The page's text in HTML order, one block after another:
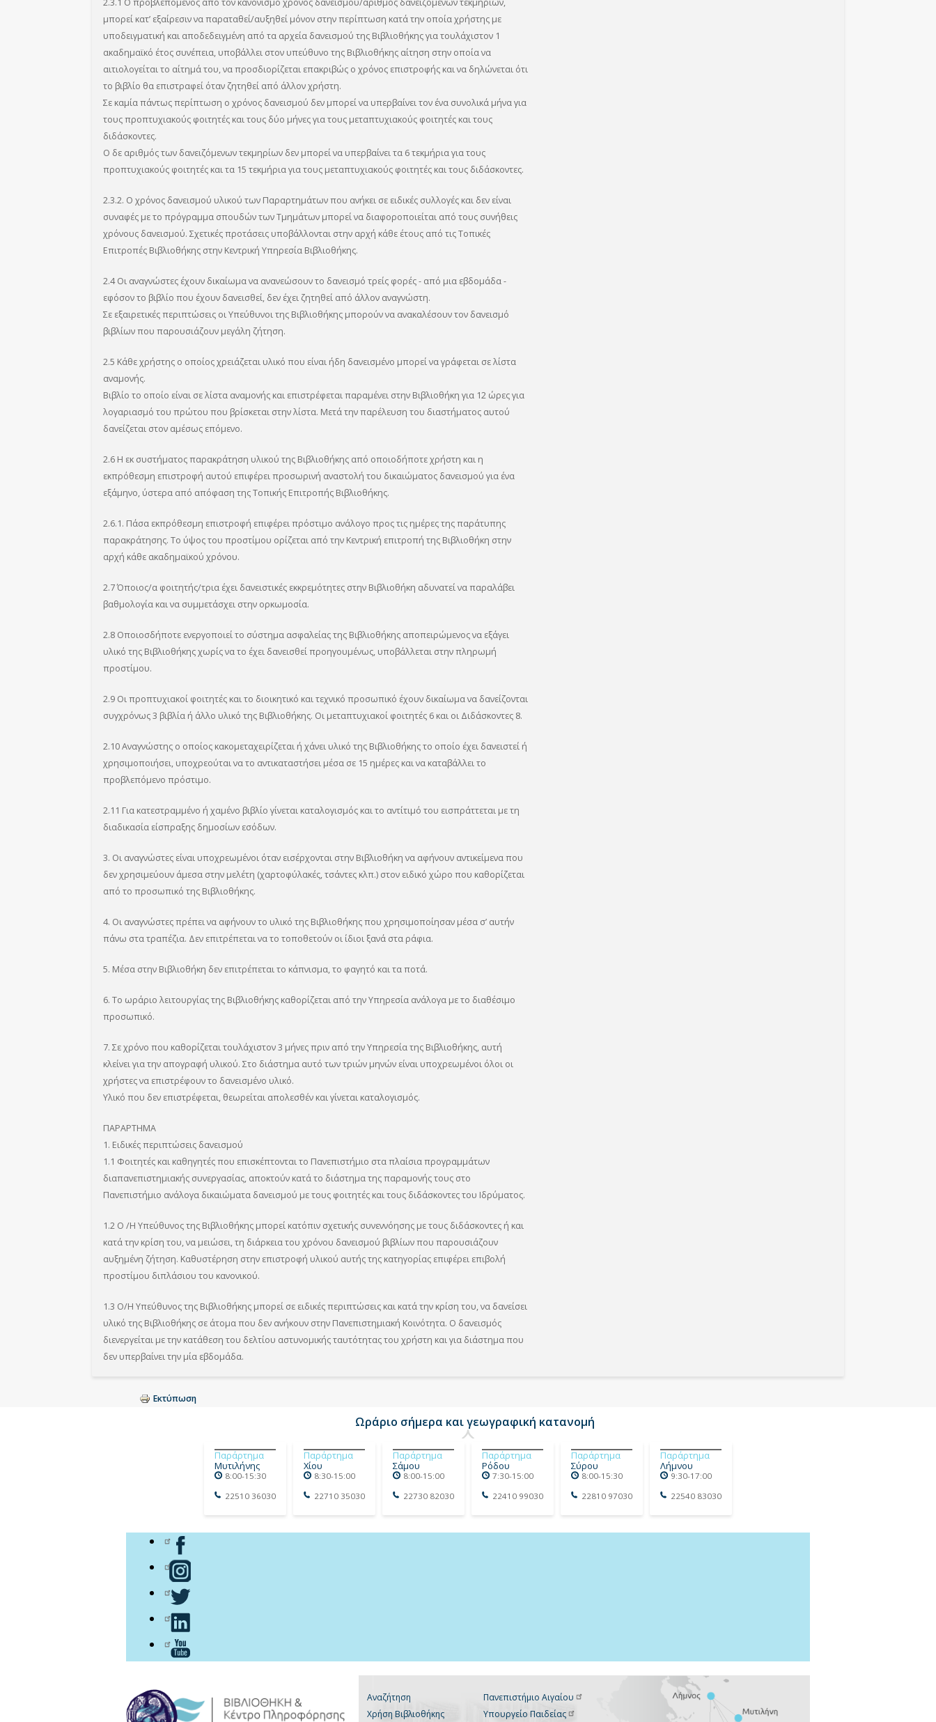
2.3.1 Ο προβλεπόμενος από τον κανονισμό χρόνος δανεισμού/αριθμός δανειζόμενων τεκμηρίων,
μπορεί κατ’ εξαίρεσιν να παραταθεί/αυξηθεί μόνον στην περίπτωση κατά την οποία χρήστης με
υποδειγματική και αποδεδειγμένη από τα αρχεία δανεισμού της Βιβλιοθήκης για τουλάχιστον 1
ακαδημαϊκό έτος συνέπεια, υποβάλλει στον υπεύθυνο της Βιβλιοθήκης αίτηση στην οποία να
αιτιολογείται το αίτημά του, να προσδιορίζεται επακριβώς ο χρόνος επιστροφής και να δηλώνεται ότι
το βιβλίο θα επιστραφεί όταν ζητηθεί από άλλον χρήστη.
Σε καμία πάντως περίπτωση ο χρόνος δανεισμού δεν μπορεί να υπερβαίνει τον ένα συνολικά μήνα για
τους προπτυχιακούς φοιτητές και τους δύο μήνες για τους μεταπτυχιακούς φοιτητές και τους
διδάσκοντες.
Ο δε αριθμός των δανειζόμενων τεκμηρίων δεν μπορεί να υπερβαίνει τα 6 τεκμήρια για τους
προπτυχιακούς φοιτητές και τα 15 τεκμήρια για τους μεταπτυχιακούς φοιτητές και τους διδάσκοντες.
2.3.2. Ο χρόνος δανεισμού υλικού των Παραρτημάτων που ανήκει σε ειδικές συλλογές και δεν είναι
συναφές με το πρόγραμμα σπουδών των Τμημάτων μπορεί να διαφοροποιείται από τους συνήθεις
χρόνους δανεισμού. Σχετικές προτάσεις υποβάλλονται στην αρχή κάθε έτους από τις Τοπικές
Επιτροπές Βιβλιοθήκης στην Κεντρική Υπηρεσία Βιβλιοθήκης.
2.4 Οι αναγνώστες έχουν δικαίωμα να ανανεώσουν το δανεισμό τρείς φορές - από μια εβδομάδα -
εφόσον το βιβλίο που έχουν δανεισθεί, δεν έχει ζητηθεί από άλλον αναγνώστη.
Σε εξαιρετικές περιπτώσεις οι Υπεύθυνοι της Βιβλιοθήκης μπορούν να ανακαλέσουν τον δανεισμό
βιβλίων που παρουσιάζουν μεγάλη ζήτηση.
2.5 Κάθε χρήστης ο οποίος χρειάζεται υλικό που είναι ήδη δανεισμένο μπορεί να γράφεται σε λίστα
αναμονής.
Βιβλίο το οποίο είναι σε λίστα αναμονής και επιστρέφεται παραμένει στην Βιβλιοθήκη για 12 ώρες για
λογαριασμό του πρώτου που βρίσκεται στην λίστα. Μετά την παρέλευση του διαστήματος αυτού
δανείζεται στον αμέσως επόμενο.
2.6 Η εκ συστήματος παρακράτηση υλικού της Βιβλιοθήκης από οποιοδήποτε χρήστη και η
εκπρόθεσμη επιστροφή αυτού επιφέρει προσωρινή αναστολή του δικαιώματος δανεισμού για ένα
εξάμηνο, ύστερα από απόφαση της Τοπικής Επιτροπής Βιβλιοθήκης.
2.6.1. Πάσα εκπρόθεσμη επιστροφή επιφέρει πρόστιμο ανάλογο προς τις ημέρες της παράτυπης
παρακράτησης. Το ύψος του προστίμου ορίζεται από την Κεντρική επιτροπή της Βιβλιοθήκη στην
αρχή κάθε ακαδημαϊκού χρόνου.
2.7 Όποιος/α φοιτητής/τρια έχει δανειστικές εκκρεμότητες στην Βιβλιοθήκη αδυνατεί να παραλάβει
βαθμολογία και να συμμετάσχει στην ορκωμοσία.
2.8 Οποιοσδήποτε ενεργοποιεί το σύστημα ασφαλείας της Βιβλιοθήκης αποπειρώμενος να εξάγει
υλικό της Βιβλιοθήκης χωρίς να το έχει δανεισθεί προηγουμένως, υποβάλλεται στην πληρωμή
προστίμου.
2.9 Οι προπτυχιακοί φοιτητές και το διοικητικό και τεχνικό προσωπικό έχουν δικαίωμα να δανείζονται
συγχρόνως 3 βιβλία ή άλλο υλικό της Βιβλιοθήκης. Οι μεταπτυχιακοί φοιτητές 6 και οι Διδάσκοντες 8.
2.10 Αναγνώστης ο οποίος κακομεταχειρίζεται ή χάνει υλικό της Βιβλιοθήκης το οποίο έχει δανειστεί ή
χρησιμοποιήσει, υποχρεούται να το αντικαταστήσει μέσα σε 15 ημέρες και να καταβάλλει το
προβλεπόμενο πρόστιμο.
2.11 Για κατεστραμμένο ή χαμένο βιβλίο γίνεται καταλογισμός και το αντίτιμό του εισπράττεται με τη
διαδικασία είσπραξης δημοσίων εσόδων.
3. Οι αναγνώστες είναι υποχρεωμένοι όταν εισέρχονται στην Βιβλιοθήκη να αφήνουν αντικείμενα που
δεν χρησιμεύουν άμεσα στην μελέτη (χαρτοφύλακές, τσάντες κλπ.) στον ειδικό χώρο που καθορίζεται
από το προσωπικό της Βιβλιοθήκης.
4. Οι αναγνώστες πρέπει να αφήνουν το υλικό της Βιβλιοθήκης που χρησιμοποίησαν μέσα σ’ αυτήν
πάνω στα τραπέζια. Δεν επιτρέπεται να το τοποθετούν οι ίδιοι ξανά στα ράφια.
5. Μέσα στην Βιβλιοθήκη δεν επιτρέπεται το κάπνισμα, το φαγητό και τα ποτά.
6. Το ωράριο λειτουργίας της Βιβλιοθήκης καθορίζεται από την Υπηρεσία ανάλογα με το διαθέσιμο
προσωπικό.
7. Σε χρόνο που καθορίζεται τουλάχιστον 3 μήνες πριν από την Υπηρεσία της Βιβλιοθήκης, αυτή
κλείνει για την απογραφή υλικού. Στο διάστημα αυτό των τριών μηνών είναι υποχρεωμένοι όλοι οι
χρήστες να επιστρέφουν το δανεισμένο υλικό.
Υλικό που δεν επιστρέφεται, θεωρείται απολεσθέν και γίνεται καταλογισμός.
ΠΑΡΑΡΤΗΜΑ
1. Ειδικές περιπτώσεις δανεισμού
1.1 Φοιτητές και καθηγητές που επισκέπτονται το Πανεπιστήμιο στα πλαίσια προγραμμάτων
διαπανεπιστημιακής συνεργασίας, αποκτούν κατά το διάστημα της παραμονής τους στο
Πανεπιστήμιο ανάλογα δικαιώματα δανεισμού με τους φοιτητές και τους διδάσκοντες του Ιδρύματος.
1.2 Ο /Η Υπεύθυνος της Βιβλιοθήκης μπορεί κατόπιν σχετικής συνεννόησης με τους διδάσκοντες ή και
κατά την κρίση του, να μειώσει, τη διάρκεια του χρόνου δανεισμού βιβλίων που παρουσιάζουν
αυξημένη ζήτηση. Καθυστέρηση στην επιστροφή υλικού αυτής της κατηγορίας επιφέρει επιβολή
προστίμου διπλάσιου του κανονικού.
1.3 Ο/Η Υπεύθυνος της Βιβλιοθήκης μπορεί σε ειδικές περιπτώσεις και κατά την κρίση του, να δανείσει
υλικό της Βιβλιοθήκης σε άτομα που δεν ανήκουν στην Πανεπιστημιακή Κοινότητα. Ο δανεισμός
διενεργείται με την κατάθεση του δελτίου αστυνομικής ταυτότητας του χρήστη και για διάστημα που
δεν υπερβαίνει την μία εβδομάδα.
Εκτύπωση
Ωράριο σήμερα και γεωγραφική κατανομή
Παράρτημα
Μυτιλήνης
8:00-15:30
22510 36030
Παράρτημα
Χίου
8:30-15:00
22710 35030
Παράρτημα
Σάμου
8:00-15:00
22730 82030
Παράρτημα
Ρόδου
7:30-15:00
22410 99030
Παράρτημα
Σύρου
8:00-15:30
22810 97030
Παράρτημα
Λήμνου
9:30-17:00
22540 83030
Αναζήτηση
Χρήση Βιβλιοθήκης
Πανεπιστήμιο Αιγαίου
Υπουργείο Παιδείας